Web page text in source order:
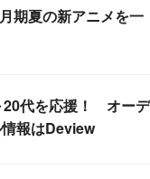
期夏の新アニメを一
20代を応援！ オーデ
報はDeview